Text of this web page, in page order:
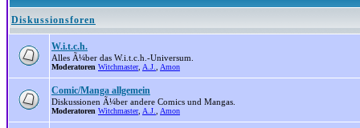
Diskussionsforen
W.i.t.c.h.
Alles Ã¼ber das W.i.t.c.h.-Universum.
Moderatoren Witchmaster, A.J. Amon
Comic/Manga allgemein
Diskussionen Ã¼ber andere Comics und Mangas.
Moderatoren Witchmaster, A.J. Amon